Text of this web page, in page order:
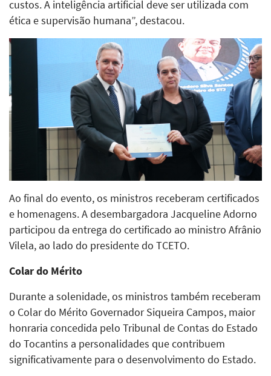
custos. A inteligência artificial deve ser utilizada com
ética e supervisão humana”, destacou.
Ao final do evento, os ministros receberam certificados
e homenagens. A desembargadora Jacqueline Adorno
participou da entrega do certificado ao ministro Afrânio
Vilela, ao lado do presidente do TCETO.
Colar do Mérito
Durante a solenidade, os ministros também receberam
o Colar do Mérito Governador Siqueira Campos, maior
honraria concedida pelo Tribunal de Contas do Estado
do Tocantins a personalidades que contribuem
significativamente para o desenvolvimento do Estado.